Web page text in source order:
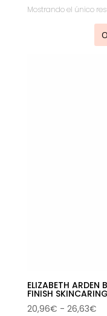
Mostrando el único
ELIZABETH ARDEN
FINISH SKINCARING
20,96€ - 26,63€